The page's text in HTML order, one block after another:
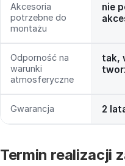
Akcesoria
potrzebne do
montażu
nie
Odporność na
warunki
atmosferyczne
tak,
Gwarancja 2
Termin realizacji